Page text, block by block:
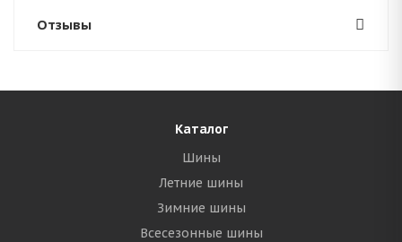
Отзывы
Каталог
Шины
Летние шины
Зимние шины
Всесезонные шины